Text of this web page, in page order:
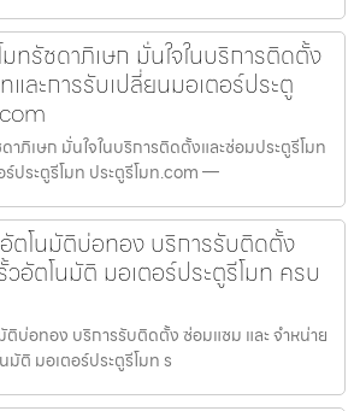
ทรัชดาภิเษก มั่นใจในบริการติดตั้ง
และการรับเปลี่ยนมอเตอร์ประตู
าภิเษก มั่นใจในบริการติดตั้งและซ่อมประตูรีโมท
ร์ประตูรีโมท ประตูรีโมท.com —
ตโนมัติบ่อทอง บริการรับติดตั้ง
วอัตโนมัติ มอเตอร์ประตูรีโมท ครบ
บ่อทอง บริการรับติดตั้ง ซ่อมแซม และ จำหน่าย
มัติ มอเตอร์ประตูรีโมท ร